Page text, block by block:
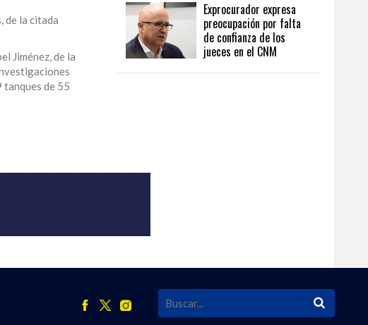
de la citada
Jiménez, de la
de 55
Exprocurador expresa
preocupación por falta
de confianza de los
jueces en el CNM